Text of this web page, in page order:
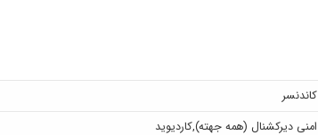
کاندنسر
امنی دیرکشنال (همه جهته),کاردیوید